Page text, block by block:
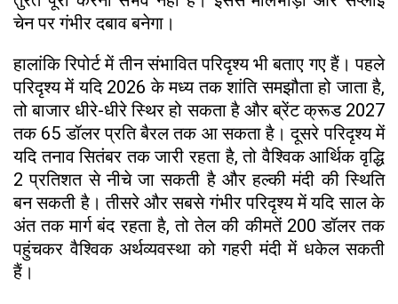
चेन पर गंभीर दबाव बनेगा।
हालांकि रिपोर्ट में तीन संभावित परिदृश्य भी बताए गए हैं। पहले
परिदृश्य में यदि 2026 के मध्य तक शांति समझौता हो जाता है,
तो बाजार धीरे-धीरे स्थिर हो सकता है और ब्रेंट क्रूड 2027
तक 65 डॉलर प्रति बैरल तक आ सकता है। दूसरे परिदृश्य में
यदि तनाव सितंबर तक जारी रहता है, तो वैश्विक आर्थिक वृद्धि
2 प्रतिशत से नीचे जा सकती है और हल्की मंदी की स्थिति
बन सकती है। तीसरे और सबसे गंभीर परिदृश्य में यदि साल के
अंत तक मार्ग बंद रहता है, तो तेल की कीमतें 200 डॉलर तक
पहुंचकर वैश्विक अर्थव्यवस्था को गहरी मंदी में धकेल सकती
हैं।